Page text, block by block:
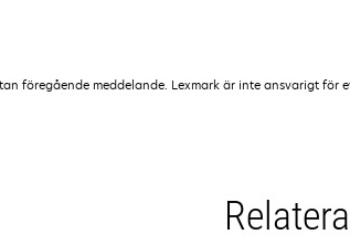
föregående meddelande. Lexmark är inte ansvarigt för